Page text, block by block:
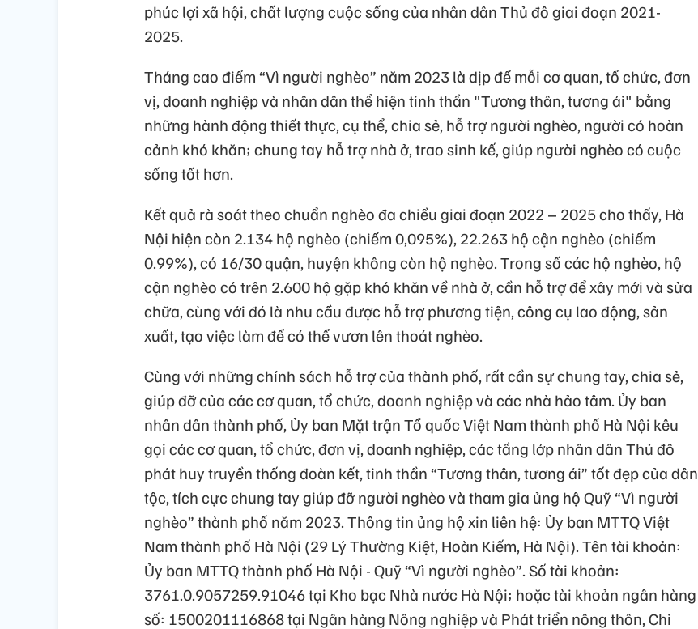
phúc lợi xã hội, chất lượng cuộc sống của nhân dân Thủ đô giai đoạn 2021-
2025.
Tháng cao điểm “Vì người nghèo” năm 2023 là dịp để mỗi cơ quan, tổ chức, đơn
vị, doanh nghiệp và nhân dân thể hiện tinh thần "Tương thân, tương ái" bằng
những hành động thiết thực, cụ thể, chia sẻ, hỗ trợ người nghèo, người có hoàn
cảnh khó khăn; chung tay hỗ trợ nhà ở, trao sinh kế, giúp người nghèo có cuộc
sống tốt hơn.
Kết quả rà soát theo chuẩn nghèo đa chiều giai đoạn 2022 – 2025 cho thấy, Hà
Nội hiện còn 2.134 hộ nghèo (chiếm 0,095%), 22.263 hộ cận nghèo (chiếm
0.99%), có 16/30 quận, huyện không còn hộ nghèo. Trong số các hộ nghèo, hộ
cận nghèo có trên 2.600 hộ gặp khó khăn về nhà ở, cần hỗ trợ để xây mới và sửa
chữa, cùng với đó là nhu cầu được hỗ trợ phương tiện, công cụ lao động, sản
xuất, tạo việc làm để có thể vươn lên thoát nghèo.
Cùng với những chính sách hỗ trợ của thành phố, rất cần sự chung tay, chia sẻ,
giúp đỡ của các cơ quan, tổ chức, doanh nghiệp và các nhà hảo tâm. Ủy ban
nhân dân thành phố, Ủy ban Mặt trận Tổ quốc Việt Nam thành phố Hà Nội kêu
gọi các cơ quan, tổ chức, đơn vị, doanh nghiệp, các tầng lớp nhân dân Thủ đô
phát huy truyền thống đoàn kết, tinh thần “Tương thân, tương ái” tốt đẹp của dân
tộc, tích cực chung tay giúp đỡ người nghèo và tham gia ủng hộ Quỹ “Vì người
nghèo” thành phố năm 2023. Thông tin ủng hộ xin liên hệ: Ủy ban MTTQ Việt
Nam thành phố Hà Nội (29 Lý Thường Kiệt, Hoàn Kiếm, Hà Nội). Tên tài khoản:
Ủy ban MTTQ thành phố Hà Nội - Quỹ “Vì người nghèo”. Số tài khoản:
3761.0.9057259.91046 tại Kho bạc Nhà nước Hà Nội; hoặc tài khoản ngân hàng
số: 1500201116868 tại Ngân hàng Nông nghiệp và Phát triển nông thôn, Chi